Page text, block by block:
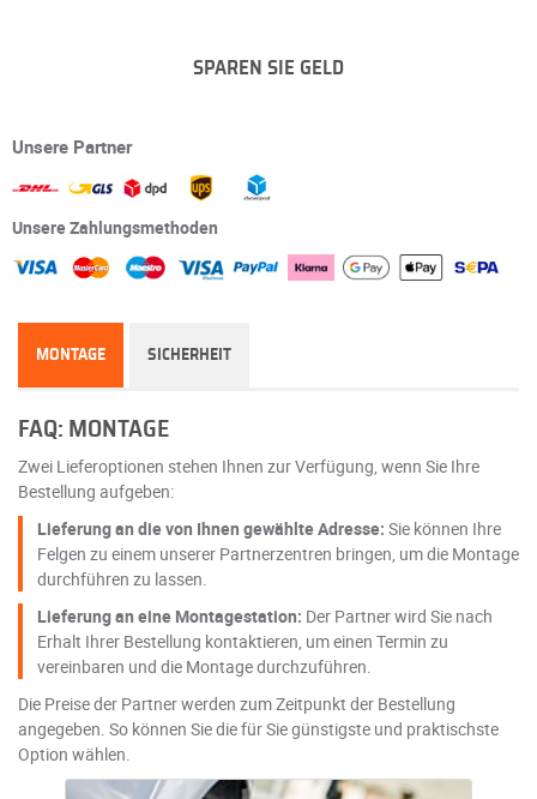
SPAREN SIE GELD
Unsere Partner
Unsere Zahlungsmethoden
MONTAGE SICHERHEIT
FAQ: MONTAGE
Zwei Lieferoptionen stehen Ihnen zur Verfügung, wenn Sie Ihre
Bestellung aufgeben:
Lieferung an die von Ihnen gewählte Adresse: Sie können Ihre
Felgen zu einem unserer Partnerzentren bringen, um die Montage
durchführen zu lassen.
Lieferung an eine Montagestation: Der Partner wird Sie nach
Erhalt Ihrer Bestellung kontaktieren, um einen Termin zu
vereinbaren und die Montage durchzuführen.
Die Preise der Partner werden zum Zeitpunkt der Bestellung
angegeben. So können Sie die für Sie günstigste und praktischste
Option wählen.